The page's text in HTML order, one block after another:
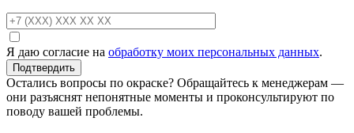
Я даю согласие на обработку моих персональных данных.
Остались вопросы по окраске? Обращайтесь к менеджерам —
они разъяснят непонятные моменты и проконсультируют по
поводу вашей проблемы.